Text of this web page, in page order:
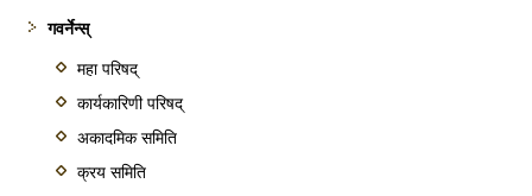
गवर्नेन्स्
महा परिषद्
कार्यकारिणी परिषद्
अकादमिक समिति
क्रय समिति